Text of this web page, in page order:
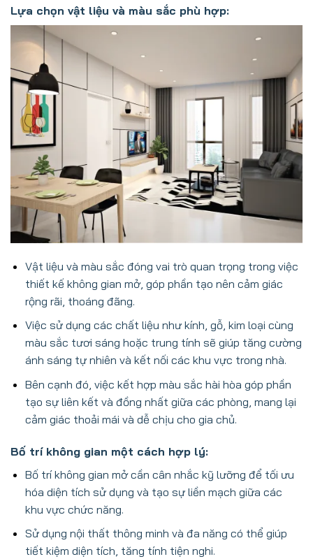
Lựa chọn vật liệu và màu sắc phù hợp:
Vật liệu và màu sắc đóng vai trò quan trọng trong việc
thiết kế không gian mở, góp phần tạo nên cảm giác
rộng rãi, thoáng đãng.
Việc sử dụng các chất liệu như kính, gỗ, kim loại cùng
màu sắc tươi sáng hoặc trung tính sẽ giúp tăng cường
ánh sáng tự nhiên và kết nối các khu vực trong nhà.
Bên cạnh đó, việc kết hợp màu sắc hài hòa góp phần
tạo sự liên kết và đồng nhất giữa các phòng, mang lại
cảm giác thoải mái và dễ chịu cho gia chủ.
Bố trí không gian một cách hợp lý:
Bố trí không gian mở cần cân nhắc kỹ lưỡng để tối ưu
hóa diện tích sử dụng và tạo sự liền mạch giữa các
khu vực chức năng.
Sử dụng nội thất thông minh và đa năng có thể giúp
tiết kiệm diện tích, tăng tính tiện nghi.